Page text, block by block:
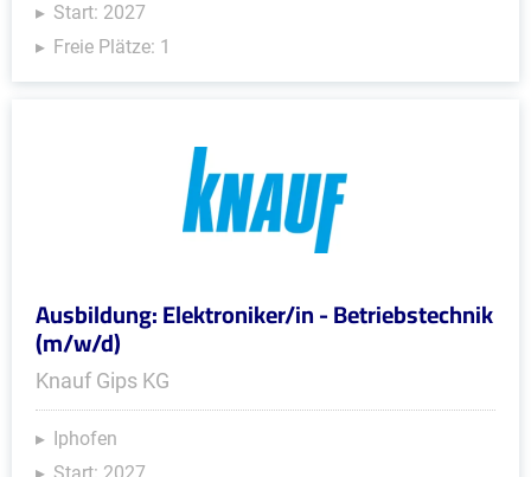
Start: 2027
Freie Plätze: 1
Ausbildung: Elektroniker/in - Betriebstechnik
(m/w/d)
Knauf Gips KG
Iphofen